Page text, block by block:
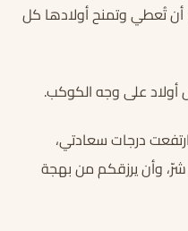
أن تُعطي وتمنح أولادها كل
أولاد على وجه الكوكب.
درجات سعادتي،
وأن يرزقكم من بهجة